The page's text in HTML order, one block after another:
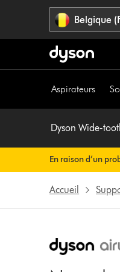
Belgique
Aspirateurs
Dyson Wide-
En raison d’un
rien à faire de
Accueil